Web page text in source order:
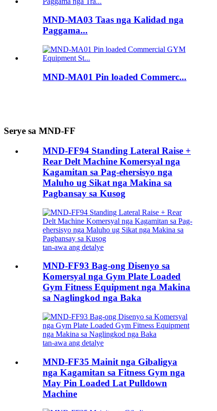
MND-MA03 Taas nga Kalidad nga
Paggama...
MND-MA01 Pin loaded Commerc...
Serye sa MND-FF
MND-FF94 Standing Lateral Raise +
Rear Delt Machine Komersyal nga
Kagamitan sa Pag-ehersisyo nga
Maluho ug Sikat nga Makina sa
Pagbansay sa Kusog
tan-awa ang detalye
MND-FF93 Bag-ong Disenyo sa
Komersyal nga Gym Plate Loaded
Gym Fitness Equipment nga Makina
sa Naglingkod nga Baka
tan-awa ang detalye
MND-FF35 Mainit nga Gibaligya
nga Kagamitan sa Fitness Gym nga
May Pin Loaded Lat Pulldown
Machine